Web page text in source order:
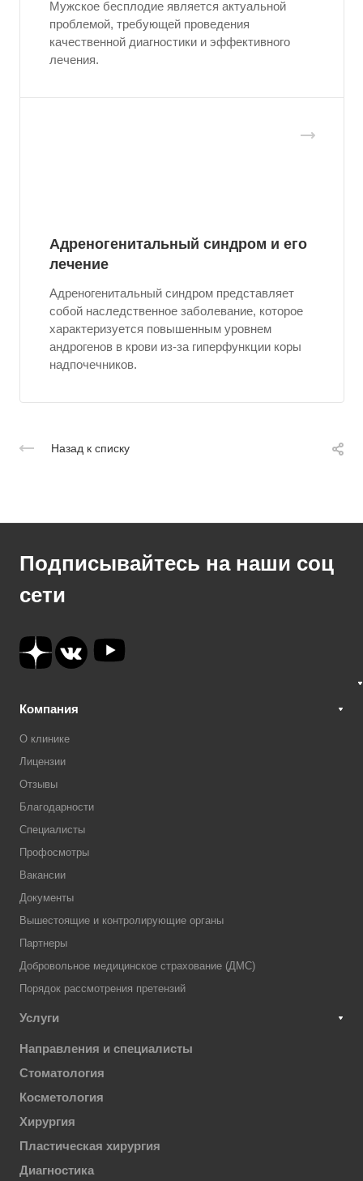
Мужское бесплодие является актуальной
проблемой, требующей проведения
качественной диагностики и эффективного
лечения.
Адреногенитальный синдром и его
лечение
Адреногенитальный синдром представляет
собой наследственное заболевание, которое
характеризуется повышенным уровнем
андрогенов в крови из-за гиперфункции коры
надпочечников.
Назад к списку
Подписывайтесь на наши соц
сети
Компания
О клинике
Лицензии
Отзывы
Благодарности
Специалисты
Профосмотры
Вакансии
Документы
Вышестоящие и контролирующие органы
Партнеры
Добровольное медицинское страхование (ДМС)
Порядок рассмотрения претензий
Услуги
Направления и специалисты
Стоматология
Косметология
Хирургия
Пластическая хирургия
Диагностика